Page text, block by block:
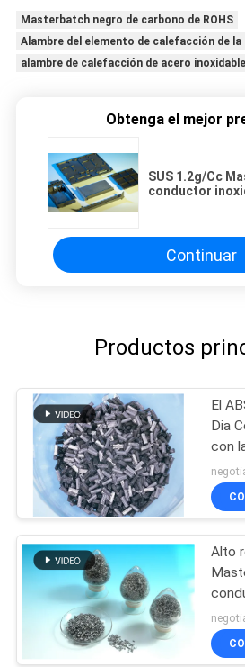
Masterbatch negro de carbono de ROHS
Alambre del elemento de calefacción de la
alambre de calefacción de acero
Obtenga el mejor
SUS 1.2g/Cc
conductor
Continuar
Productos
El
Dia
con
Alto